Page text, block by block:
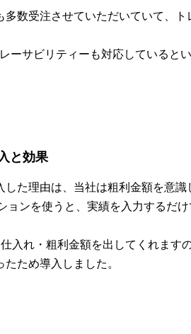
多数受注させていただいていて、
ーサビリティーも対応していると
と効果
した理由は、当社は粗利金額を意
ョンを使うと、実績を入力するだ
入れ・粗利金額を出してくれます
ため導入しました。